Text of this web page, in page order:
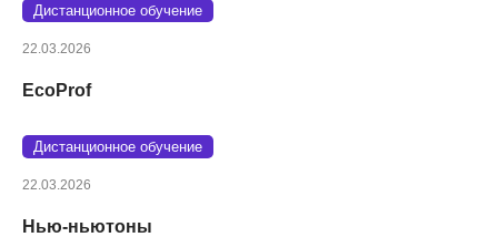
Дистанционное обучение
22.03.2026
EcoProf
Дистанционное обучение
22.03.2026
Нью-ньютоны